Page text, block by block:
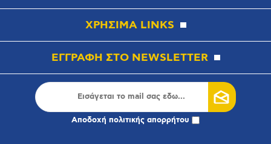
ΧΡΗΣΙΜΑ LINKS
ΕΓΓΡΑΦΗ ΣΤΟ NEWSLETTER
Αποδοχή πολιτικής απορρήτου